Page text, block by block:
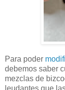
Para poder
debemos saber
mezclas de